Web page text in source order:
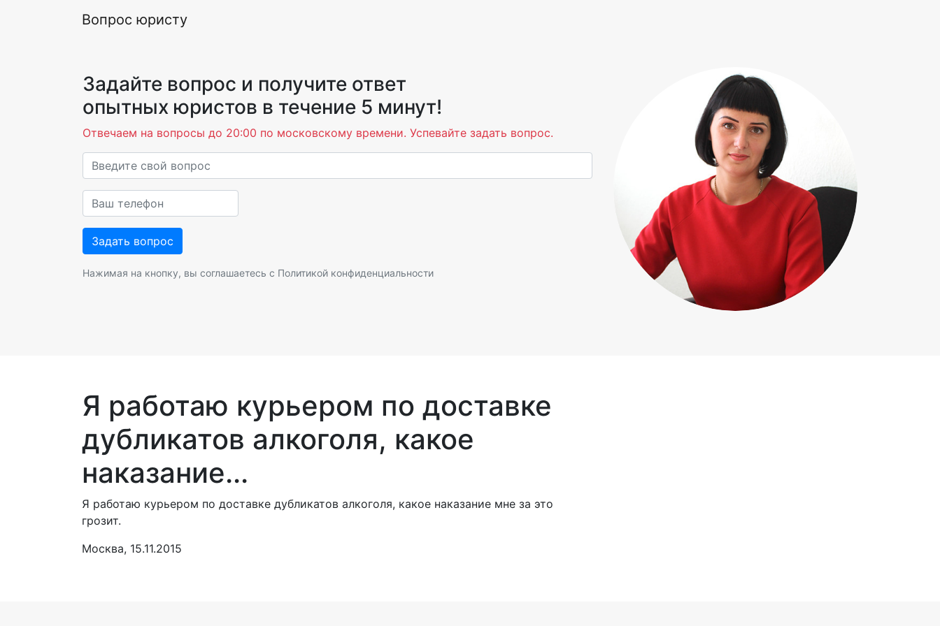
Вопрос юристу
Задайте вопрос и получите ответ
опытных юристов в течение 5 минут!
Отвечаем на вопросы до 20:00 по московскому времени. Успевайте задать вопрос.
Нажимая на кнопку, вы соглашаетесь с Политикой конфиденциальности
Я работаю курьером по доставке
дубликатов алкоголя, какое
наказание...
Я работаю курьером по доставке дубликатов алкоголя, какое наказание мне за это
грозит.
Москва, 15.11.2015